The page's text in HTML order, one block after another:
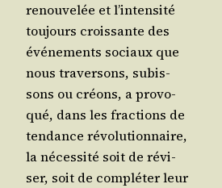
renou­ve­lée et l’in­ten­si­té
tou­jours crois­sante des
évé­ne­ments sociaux que
nous tra­ver­sons, subis­
sons ou créons, a pro­vo­
qué, dans les frac­tions de
ten­dance révo­lu­tion­naire,
la néces­si­té soit de révi­
ser, soit de com­plé­ter leur